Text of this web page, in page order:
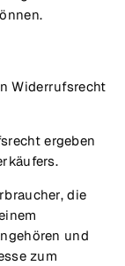
Widerrufsrecht
ergeben
die
und
zum